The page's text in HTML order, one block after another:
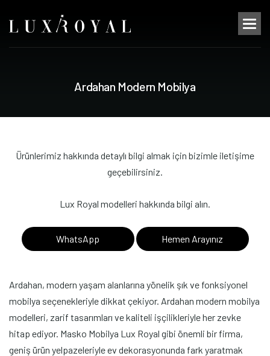
Ardahan Modern Mobilya
Ürünlerimiz hakkında detaylı bilgi almak için bizimle iletişime
geçebilirsiniz.
Lux Royal modelleri hakkında bilgi alın.
WhatsApp Hemen Arayınız
Ardahan, modern yaşam alanlarına yönelik şık ve fonksiyonel
mobilya seçenekleriyle dikkat çekiyor. Ardahan modern mobilya
modelleri, zarif tasarımları ve kaliteli işçilikleriyle her zevke
hitap ediyor. Masko Mobilya Lux Royal gibi önemli bir firma,
geniş ürün yelpazeleriyle ev dekorasyonunda fark yaratmak